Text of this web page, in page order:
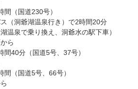
（国道230号）
（洞爺湖温泉行き）で2時間20分
泉で乗り換え、洞爺水の駅下車）
ら
40分（国道5号、37号）
（国道5号、66号）